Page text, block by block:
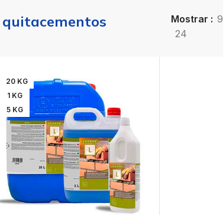
quitacementos Mostrar 9
24
20 KG
1 KG
5 KG